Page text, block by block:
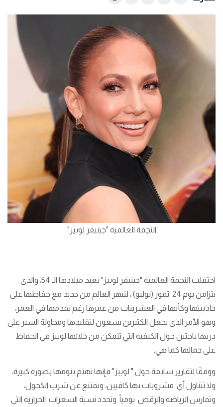
النجمة العالمية "جينيفر لوبيز"
احتفلت النجمة العالمية "جينيفر لوبيز" بعيد ميلادها الـ 54، والذى
يتزامن يوم 24 تموز (يوليو) ، لتبهر العالم من جديد مع حفاظها على
جاذبيتها وكأنها في العشرينات من عمرها رغم تقدمها في العمر،
وهو الأمر الذى يجعل الكثيرين يسعون لتقليدها ومحاولة السير على
دربها باحثين حول الكيفية التي تتمكن من خلالها لوبيز في الحفاظ
على جمالها كما هي.
ووفقًا لتقارير سابقة حول " لوبيز" فإنها تهتم بنومها بصورة كبيرة،
ولا تتناول أي مشروبات بها كافيين، وتمتنع عن شرب الكحول،
وتمارس الرياضة والرقص يومياً وتحدد نسبة السعرات الحرارية التي